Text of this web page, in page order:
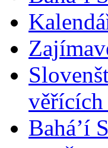
věřících
Bahá’í